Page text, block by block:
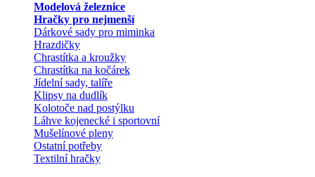
Modelová železnice
Hračky pro nejmenší
Dárkové sady pro miminka
Hrazdičky
Chrastítka a kroužky
Chrastítka na kočárek
Jídelní sady, talíře
Klipsy na dudlík
Kolotoče nad postýlku
Láhve kojenecké i sportovní
Mušelínové pleny
Ostatní potřeby
Textilní hračky